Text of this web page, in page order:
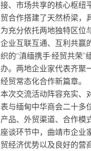
接、市场共享的核心枢纽
贸合作搭建了天然桥梁，
为充分依托两地独特区位
企业互联互通、互利共赢
织的“滇缅携手·经贸共荣
办。两地企业家代表齐聚
经贸常态化合作新篇章。
本次交流活动阵容充实、
表与缅甸中华商会二十多
产品、外贸渠道、合作模
座谈环节中，曲靖市企业
贸经济优势以及良好的营